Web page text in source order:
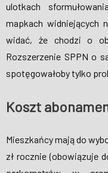
ulotkach
mapkach widniejących
widać, że chodzi o
Rozszerzenie SPPN o
spotęgowałoby tylko
Koszt
Mieszkańcy mają do
zł rocznie (obowiązuje